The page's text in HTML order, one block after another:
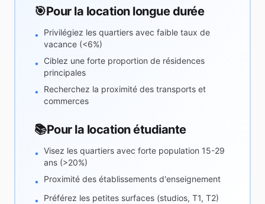
🎯Pour la location longue durée
•
Privilégiez les quartiers avec faible taux de
vacance (<6%)
•
Ciblez une forte proportion de résidences
principales
•
Recherchez la proximité des transports et
commerces
📚Pour la location étudiante
• Visez les quartiers avec forte population 15-29
ans (>20%)
•
Proximité des établissements d'enseignement
• Préférez les petites surfaces (studios, T1, T2)